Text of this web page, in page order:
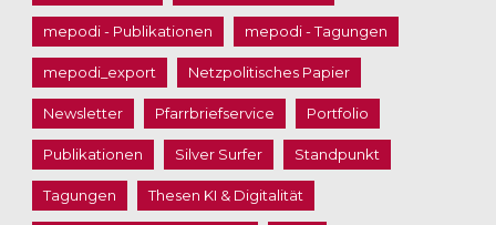
mepodi - Publikationen mepodi - Tagungen
mepodi_export Netzpolitisches Papier
Newsletter Pfarrbriefservice Portfolio
Publikationen Silver Surfer Standpunkt
Tagungen Thesen KI & Digitalität